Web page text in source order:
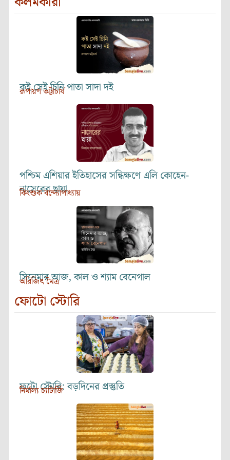
কই সেই চিনি পাতা সাদা দই
রূপায়ণ ভট্টাচার্য
পশ্চিম এশিয়ার ইতিহাসের সন্ধিক্ষণে এলি কোহেন-
নাসেরের ছায়া
কিংশুক বন্দ্যোপাধ্যায়
সিনেমার আজ, কাল ও শ্যাম বেনেগাল
অরিজিৎ মৈত্র
ফোটো স্টোরি
ফটো স্টোরি: বড়দিনের প্রস্তুতি
নির্মাল্য চ্যাটার্জি